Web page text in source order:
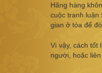
Hãng hàng
cuộc tranh luận
gian ở tòa để
Vì vậy, cách tốt
người, hoặc